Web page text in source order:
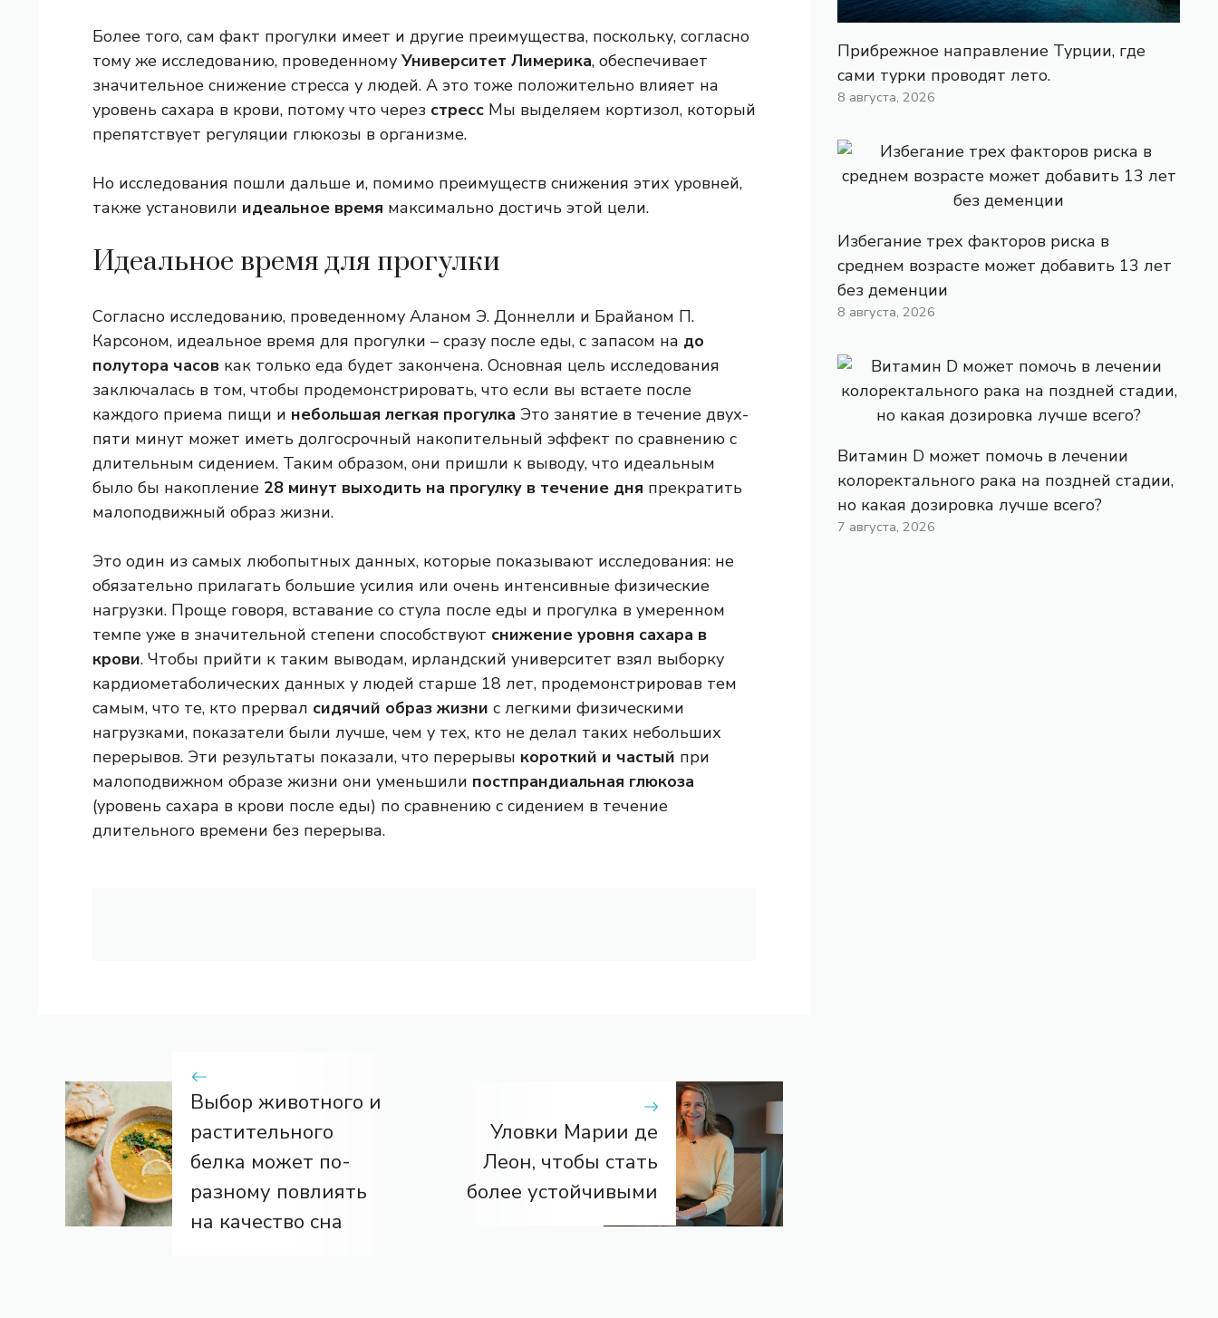
Более того, сам факт прогулки имеет и другие преимущества, поскольку, согласно
тому же исследованию, проведенному Университет Лимерика, обеспечивает
значительное снижение стресса у людей. А это тоже положительно влияет на
уровень сахара в крови, потому что через стресс Мы выделяем кортизол, который
препятствует регуляции глюкозы в организме.
Но исследования пошли дальше и, помимо преимуществ снижения этих уровней,
также установили идеальное время максимально достичь этой цели.
Идеальное время для прогулки
Согласно исследованию, проведенному Аланом Э. Доннелли и Брайаном П.
Карсоном, идеальное время для прогулки – сразу после еды, с запасом на до
полутора часов как только еда будет закончена. Основная цель исследования
заключалась в том, чтобы продемонстрировать, что если вы встаете после
каждого приема пищи и небольшая легкая прогулка Это занятие в течение двух-
пяти минут может иметь долгосрочный накопительный эффект по сравнению с
длительным сидением. Таким образом, они пришли к выводу, что идеальным
было бы накопление 28 минут выходить на прогулку в течение дня прекратить
малоподвижный образ жизни.
Это один из самых любопытных данных, которые показывают исследования: не
обязательно прилагать большие усилия или очень интенсивные физические
нагрузки. Проще говоря, вставание со стула после еды и прогулка в умеренном
темпе уже в значительной степени способствуют снижение уровня сахара в
крови. Чтобы прийти к таким выводам, ирландский университет взял выборку
кардиометаболических данных у людей старше 18 лет, продемонстрировав тем
самым, что те, кто прервал сидячий образ жизни с легкими физическими
нагрузками, показатели были лучше, чем у тех, кто не делал таких небольших
перерывов. Эти результаты показали, что перерывы короткий и частый при
малоподвижном образе жизни они уменьшили постпрандиальная глюкоза
(уровень сахара в крови после еды) по сравнению с сидением в течение
длительного времени без перерыва.
Выбор животного и
растительного
белка может по-
разному повлиять
на качество сна
Уловки Марии де
Леон, чтобы стать
более устойчивыми
Прибрежное направление Турции, где
сами турки проводят лето.
8 августа, 2026
Избегание трех факторов риска в
среднем возрасте может добавить 13 лет
без деменции
8 августа, 2026
Витамин D может помочь в лечении
колоректального рака на поздней стадии,
но какая дозировка лучше всего?
7 августа, 2026